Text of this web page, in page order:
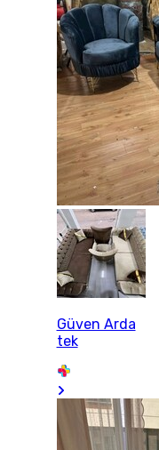
Güven Arda
tek